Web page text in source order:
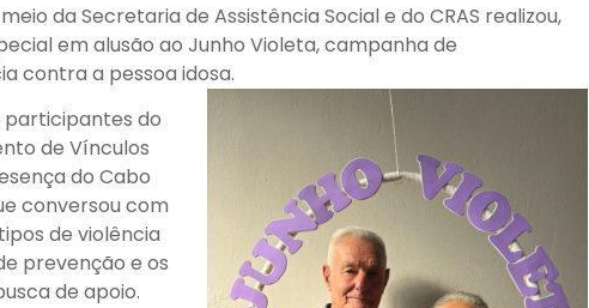
da Secretaria de Assistência Social e do CRAS realizou,
em alusão ao Junho Violeta, campanha de
contra a pessoa idosa.
participantes do
de Vínculos
do Cabo
conversou com
de violência
prevenção e os
de apoio.